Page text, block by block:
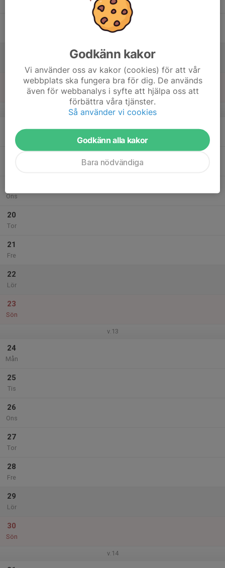
v.12
Mån
Paviljongen Tokebo Skjutbana
Ons
20
Tor
21
Fre
22
Lör
23
Sön
v.13
24
Mån
25
Tis
26
Ons
27
Tor
28
Fre
29
Lör
30
Sön
v.14
Godkänn kakor
Vi använder oss av kakor (cookies) för att vår
webbplats ska fungera bra för dig. De används
även för webbanalys i syfte att hjälpa oss att
förbättra våra tjänster.
Så använder vi cookies
Godkänn alla kakor
Bara nödvändiga